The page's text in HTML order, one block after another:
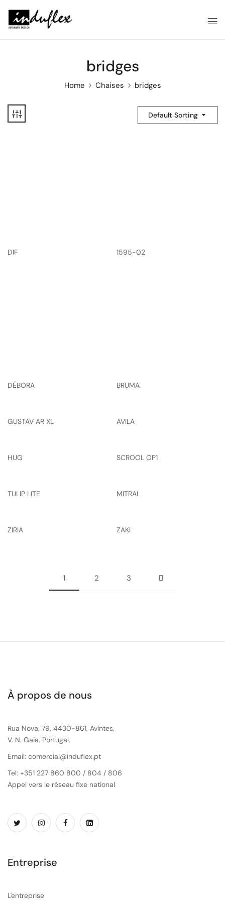
bridges
Home Chaises bridges
Default Sorting
DIF 1595-02
DÉBORA BRUMA
GUSTAV AR XL AVILA
HUG SCROOL OP1
TULIP LITE MITRAL
ZIRIA ZAKI
1 2 3
À propos de nous
Rua Nova, 79, 4430-861, Avintes,
V. N. Gaia, Portugal.
Email: comercial@induflex.pt
Tel: +351 227 860 800 / 804 / 806
Appel vers le réseau fixe national
Entreprise
L'entreprise